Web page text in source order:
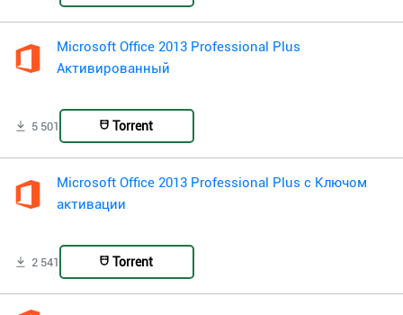
Microsoft Office 2013 Professional Plus
Активированный
5 501 Torrent
Microsoft Office 2013 Professional Plus с Ключом
активации
2 541 Torrent